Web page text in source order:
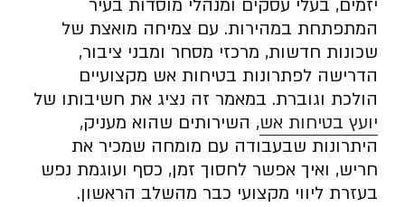
יזמים, בעלי עסקים ומנהלי מוסדות בעיר
המתפתחת במהירות. עם צמיחה מואצת של
שכונות חדשות, מרכזי מסחר ומבני ציבור,
הדרישה לפתרונות בטיחות אש מקצועיים
הולכת וגוברת. במאמר זה נציג את חשיבותו של
יועץ בטיחות אש, השירותים שהוא מעניק,
היתרונות שבעבודה עם מומחה שמכיר את
חריש, ואיך אפשר לחסוך זמן, כסף ועוגמת נפש
בעזרת ליווי מקצועי כבר מהשלב הראשון.